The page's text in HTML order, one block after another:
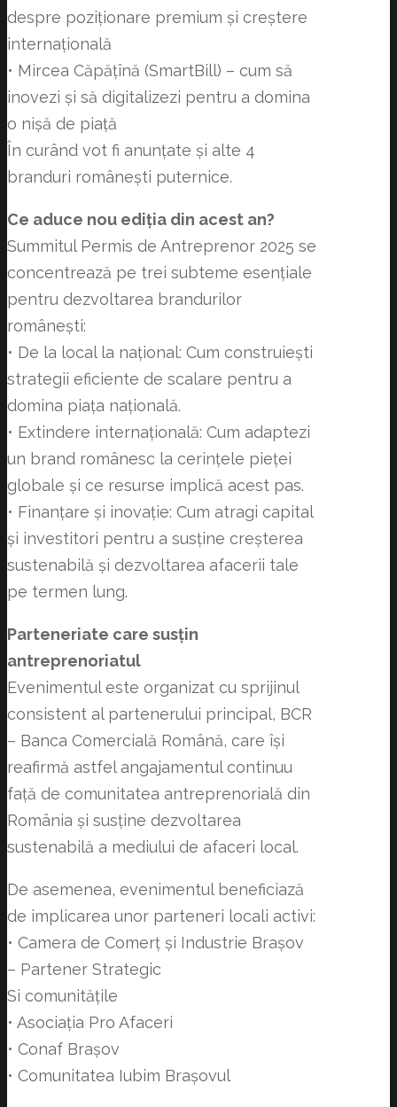
despre poziționare premium și creștere
internațională
• Mircea Căpățînă (SmartBill) – cum să
inovezi și să digitalizezi pentru a domina
o nișă de piață
În curând vot fi anunțate și alte 4
branduri românești puternice.
Ce aduce nou ediția din acest an?
Summitul Permis de Antreprenor 2025 se
concentrează pe trei subteme esențiale
pentru dezvoltarea brandurilor
românești:
• De la local la național: Cum construiești
strategii eficiente de scalare pentru a
domina piața națională.
• Extindere internațională: Cum adaptezi
un brand românesc la cerințele pieței
globale și ce resurse implică acest pas.
• Finanțare și inovație: Cum atragi capital
și investitori pentru a susține creșterea
sustenabilă și dezvoltarea afacerii tale
pe termen lung.
Parteneriate care susțin
antreprenoriatul
Evenimentul este organizat cu sprijinul
consistent al partenerului principal, BCR
– Banca Comercială Română, care își
reafirmă astfel angajamentul continuu
față de comunitatea antreprenorială din
România și susține dezvoltarea
sustenabilă a mediului de afaceri local.
De asemenea, evenimentul beneficiază
de implicarea unor parteneri locali activi:
• Camera de Comerț și Industrie Brașov
– Partener Strategic
Si comunitățile
• Asociația Pro Afaceri
• Conaf Brașov
• Comunitatea Iubim Brașovul